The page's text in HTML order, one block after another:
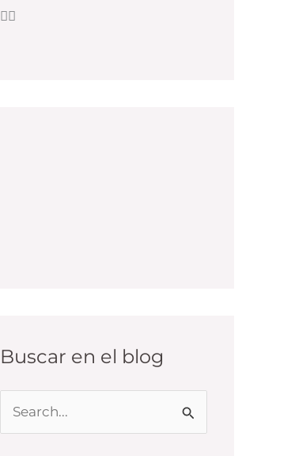
👇🏻
Buscar en el blog